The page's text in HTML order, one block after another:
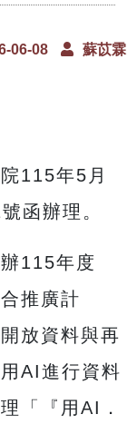
06-08 蘇苡霖
115年5月
函辦理。
115年度
推廣計
放資料與再
AI進行資料
「『用AI．